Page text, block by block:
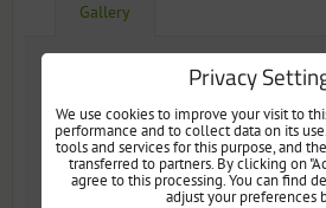
Gallery
Privacy
We use cookies to improve your visit to
performance and to collect data on its
tools and services for this purpose, and
transferred to partners. By clicking on
agree to this processing. You can find
adjust your preferences